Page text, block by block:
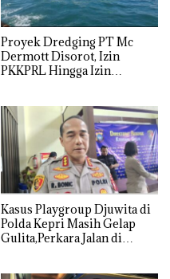
Proyek Dredging PT Mc
Dermott Disorot, Izin
PKKPRL Hingga Izin
Kasus Playgroup Djuwita di
Polda Kepri Masih Gelap
Gulita,Perkara Jalan di